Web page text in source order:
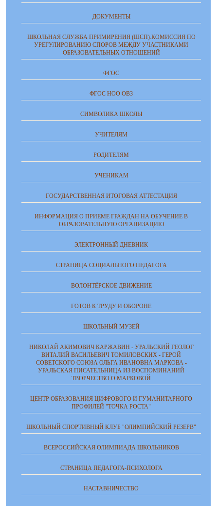
ДОКУМЕНТЫ
ШКОЛЬНАЯ СЛУЖБА ПРИМИРЕНИЯ (ШСП).КОМИССИЯ ПО
УРЕГУЛИРОВАНИЮ СПОРОВ МЕЖДУ УЧАСТНИКАМИ
ОБРАЗОВАТЕЛЬНЫХ ОТНОШЕНИЙ
ФГОС
ФГОС НОО ОВЗ
СИМВОЛИКА ШКОЛЫ
УЧИТЕЛЯМ
РОДИТЕЛЯМ
УЧЕНИКАМ
ГОСУДАРСТВЕННАЯ ИТОГОВАЯ АТТЕСТАЦИЯ
ИНФОРМАЦИЯ О ПРИЕМЕ ГРАЖДАН НА ОБУЧЕНИЕ В
ОБРАЗОВАТЕЛЬНУЮ ОРГАНИЗАЦИЮ
ЭЛЕКТРОННЫЙ ДНЕВНИК
СТРАНИЦА СОЦИАЛЬНОГО ПЕДАГОГА
ВОЛОНТЁРСКОЕ ДВИЖЕНИЕ
ГОТОВ К ТРУДУ И ОБОРОНЕ
ШКОЛЬНЫЙ МУЗЕЙ
НИКОЛАЙ АКИМОВИЧ КАРЖАВИН - УРАЛЬСКИЙ ГЕОЛОГ
ВИТАЛИЙ ВАСИЛЬЕВИЧ ТОМИЛОВСКИХ - ГЕРОЙ
СОВЕТСКОГО СОЮЗА ОЛЬГА ИВАНОВНА МАРКОВА -
УРАЛЬСКАЯ ПИСАТЕЛЬНИЦА ИЗ ВОСПОМИНАНИЙ
ТВОРЧЕСТВО О.МАРКОВОЙ
ЦЕНТР ОБРАЗОВАНИЯ ЦИФРОВОГО И ГУМАНИТАРНОГО
ПРОФИЛЕЙ "ТОЧКА РОСТА"
ШКОЛЬНЫЙ СПОРТИВНЫЙ КЛУБ "ОЛИМПИЙСКИЙ РЕЗЕРВ"
ВСЕРОССИЙСКАЯ ОЛИМПИАДА ШКОЛЬНИКОВ
СТРАНИЦА ПЕДАГОГА-ПСИХОЛОГА
НАСТАВНИЧЕСТВО